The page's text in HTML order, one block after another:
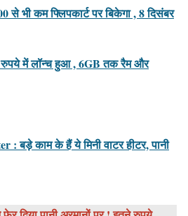
भी कम फ्लिपकार्ट पर बिकेगा , 8 दिसंबर
में लॉन्च हुआ , 6GB तक रैम और
बड़े काम के हैं ये मिनी वाटर हीटर, पानी